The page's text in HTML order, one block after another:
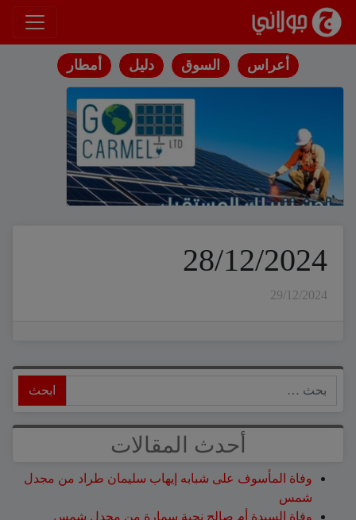
انتقل إلى المحتوى
أعراس السوق دليل أمطار
28/12/2024
29/12/2024
أحدث المقالات
وفاة المأسوف على شبابه إيهاب سليمان طراد من مجدل
شمس
وفاة السيدة أم صالح نجية سمارة من مجدل شمس